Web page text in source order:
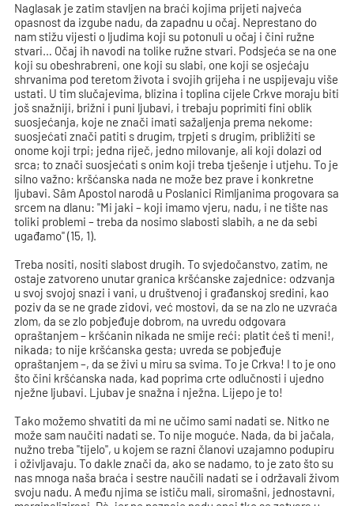
Naglasak je zatim stavljen na braći kojima prijeti najveća
opasnost da izgube nadu, da zapadnu u očaj. Neprestano do
nam stižu vijesti o ljudima koji su potonuli u očaj i čini ružne
stvari… Očaj ih navodi na tolike ružne stvari. Podsjeća se na one
koji su obeshrabreni, one koji su slabi, one koji se osjećaju
shrvanima pod teretom života i svojih grijeha i ne uspijevaju više
ustati. U tim slučajevima, blizina i toplina cijele Crkve moraju biti
još snažniji, brižni i puni ljubavi, i trebaju poprimiti fini oblik
suosjećanja, koje ne znači imati sažaljenja prema nekome:
suosjećati znači patiti s drugim, trpjeti s drugim, približiti se
onome koji trpi; jedna riječ, jedno milovanje, ali koji dolazi od
srca; to znači suosjećati s onim koji treba tješenje i utjehu. To je
silno važno: kršćanska nada ne može bez prave i konkretne
ljubavi. Sâm Apostol narodâ u Poslanici Rimljanima progovara sa
srcem na dlanu: "Mi jaki – koji imamo vjeru, nadu, i ne tište nas
toliki problemi – treba da nosimo slabosti slabih, a ne da sebi
ugađamo" (15, 1).
Treba nositi, nositi slabost drugih. To svjedočanstvo, zatim, ne
ostaje zatvoreno unutar granica kršćanske zajednice: odzvanja
u svoj svojoj snazi i vani, u društvenoj i građanskoj sredini, kao
poziv da se ne grade zidovi, već mostovi, da se na zlo ne uzvraća
zlom, da se zlo pobjeđuje dobrom, na uvredu odgovara
opraštanjem – kršćanin nikada ne smije reći: platit ćeš ti meni!,
nikada; to nije kršćanska gesta; uvreda se pobjeđuje
opraštanjem –, da se živi u miru sa svima. To je Crkva! I to je ono
što čini kršćanska nada, kad poprima crte odlučnosti i ujedno
nježne ljubavi. Ljubav je snažna i nježna. Lijepo je to!
Tako možemo shvatiti da mi ne učimo sami nadati se. Nitko ne
može sam naučiti nadati se. To nije moguće. Nada, da bi jačala,
nužno treba "tijelo", u kojem se razni članovi uzajamno podupiru
i oživljavaju. To dakle znači da, ako se nadamo, to je zato što su
nas mnoga naša braća i sestre naučili nadati se i održavali živom
svoju nadu. A među njima se ističu mali, siromašni, jednostavni,